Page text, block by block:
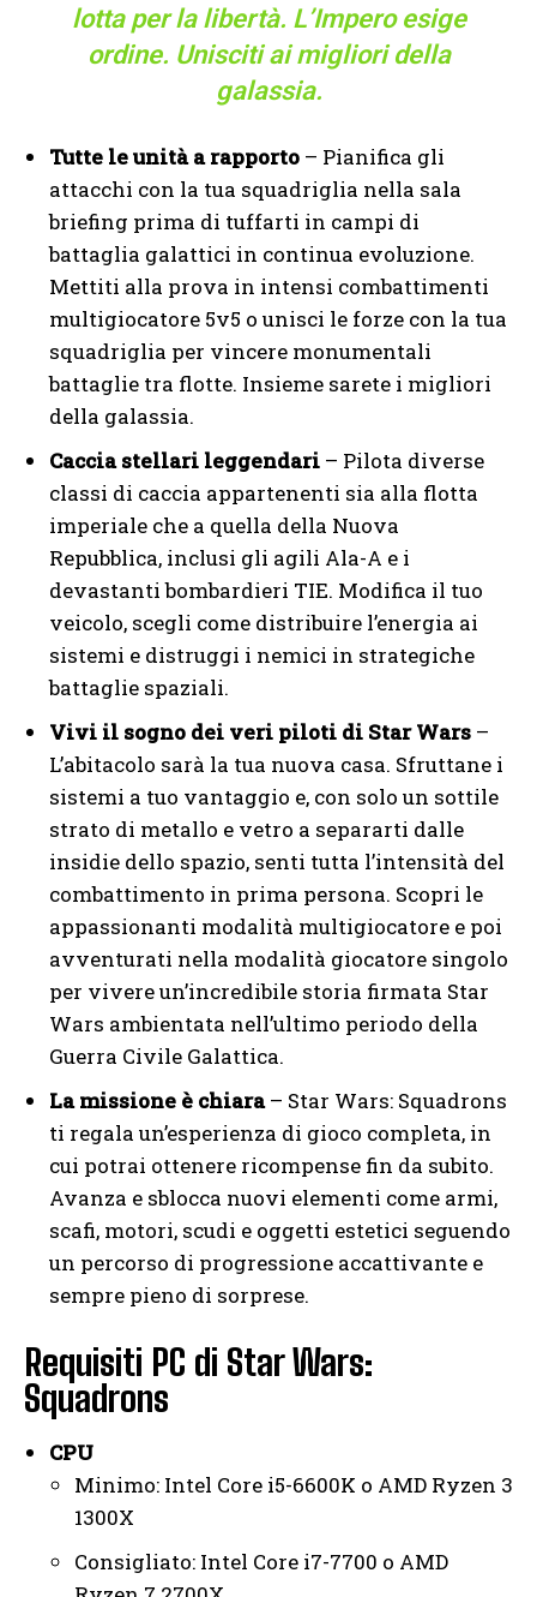
lotta per la libertà. L’Impero esige
ordine. Unisciti ai migliori della
galassia.
Tutte le unità a rapporto – Pianifica gli
attacchi con la tua squadriglia nella sala
briefing prima di tuffarti in campi di
battaglia galattici in continua evoluzione.
Mettiti alla prova in intensi combattimenti
multigiocatore 5v5 o unisci le forze con la tua
squadriglia per vincere monumentali
battaglie tra flotte. Insieme sarete i migliori
della galassia.
Caccia stellari leggendari – Pilota diverse
classi di caccia appartenenti sia alla flotta
imperiale che a quella della Nuova
Repubblica, inclusi gli agili Ala-A e i
devastanti bombardieri TIE. Modifica il tuo
veicolo, scegli come distribuire l’energia ai
sistemi e distruggi i nemici in strategiche
battaglie spaziali.
Vivi il sogno dei veri piloti di Star Wars –
L’abitacolo sarà la tua nuova casa. Sfruttane i
sistemi a tuo vantaggio e, con solo un sottile
strato di metallo e vetro a separarti dalle
insidie dello spazio, senti tutta l’intensità del
combattimento in prima persona. Scopri le
appassionanti modalità multigiocatore e poi
avventurati nella modalità giocatore singolo
per vivere un’incredibile storia firmata Star
Wars ambientata nell’ultimo periodo della
Guerra Civile Galattica.
La missione è chiara– Star Wars: Squadrons
ti regala un’esperienza di gioco completa, in
cui potrai ottenere ricompense fin da subito.
Avanza e sblocca nuovi elementi come armi,
scafi, motori, scudi e oggetti estetici seguendo
un percorso di progressione accattivante e
sempre pieno di sorprese.
Requisiti PC di Star Wars:
Squadrons
CPU
Minimo: Intel Core i5-6600K o AMD Ryzen 3
1300X
Consigliato: Intel Core i7-7700 o AMD